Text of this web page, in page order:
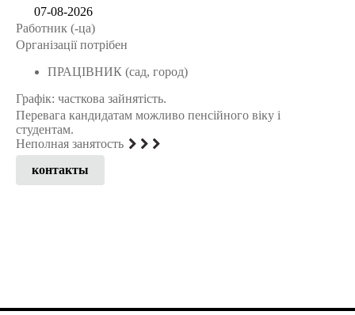
07-08-2026
Работник (-ца)
Організації потрібен
ПРАЦІВНИК (сад, город)
Графік: часткова зайнятість.
Перевага кандидатам можливо пенсійного віку і
студентам.
Неполная занятость
контакты